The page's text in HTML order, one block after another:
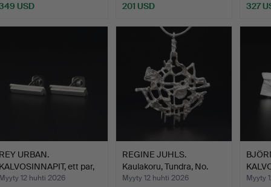
USD 201 USD 327
URBAN.
ett par,
12 huhti 2026
REGINE JUHLS.
Kaulakoru, Tundra, No.
654, …
Myyty 12 huhti 2026 Myyty